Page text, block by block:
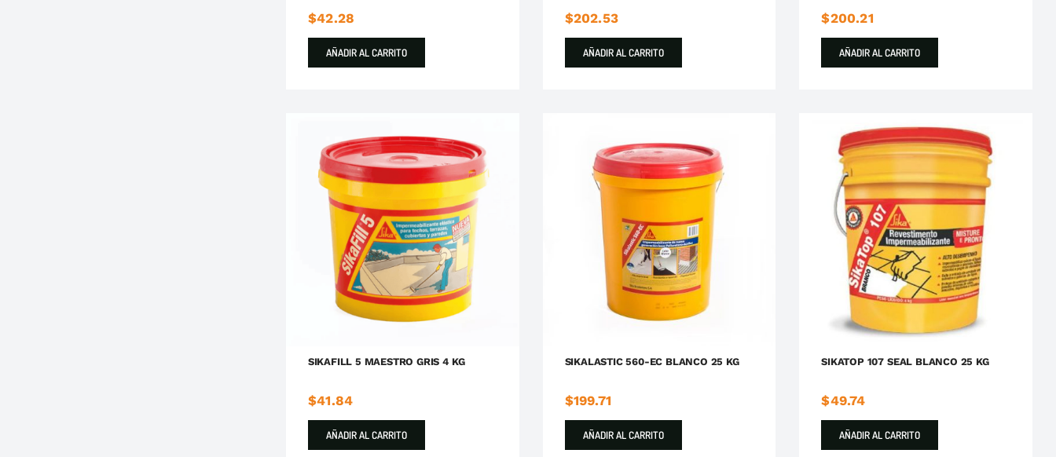
$42.28
AÑADIR AL CARRITO
$202.53
AÑADIR AL CARRITO
$200.21
AÑADIR AL CARRITO
Destacados Impermeabilizantes Sika
SIKAFILL 5 MAESTRO GRIS 4 KG
$41.84
AÑADIR AL CARRITO
Impermeabilizantes Sika
SIKALASTIC 560-EC BLANCO 25 KG
$199.71
AÑADIR AL CARRITO
Impermeabilizantes Sika
SIKATOP 107 SEAL BLANCO 25 KG
$49.74
AÑADIR AL CARRITO